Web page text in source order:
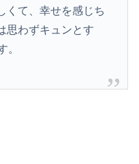
くて、幸せを感じち
思わずキュンとす
。